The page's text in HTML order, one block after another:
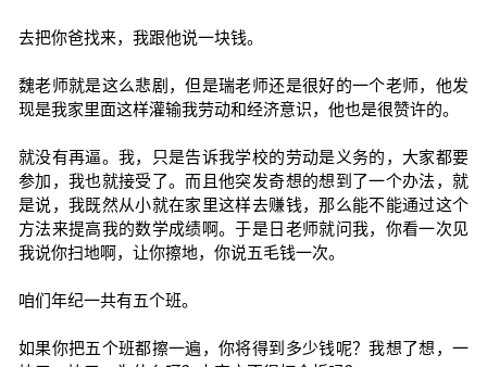
去把你爸找来，我跟他说一块钱。
魏老师就是这么悲剧，但是瑞老师还是很好的一个老师，他发
现是我家里面这样灌输我劳动和经济意识，他也是很赞许的。
就没有再逼。我，只是告诉我学校的劳动是义务的，大家都要
参加，我也就接受了。而且他突发奇想的想到了一个办法，就
是说，我既然从小就在家里这样去赚钱，那么能不能通过这个
方法来提高我的数学成绩啊。于是日老师就问我，你看一次见
我说你扫地啊，让你擦地，你说五毛钱一次。
咱们年纪一共有五个班。
如果你把五个班都擦一遍，你将得到多少钱呢？我想了想，一